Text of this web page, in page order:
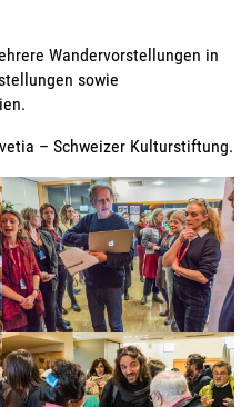
Wandervorstellungen in
sowie
– Schweizer Kulturstiftung.